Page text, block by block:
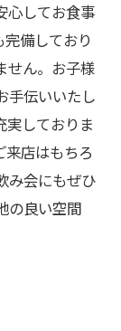
心してお食事
備しており
せん。お子様
手伝いいたし
実しておりま
来店はもちろ
み会にもぜひ
の良い空間